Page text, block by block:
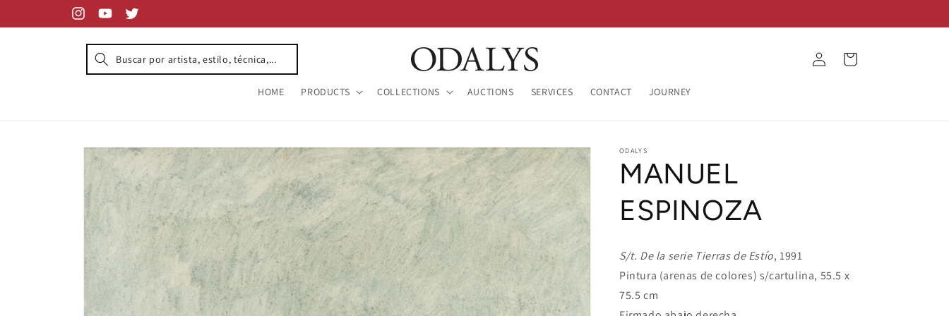
InstagramYouTubeTwitter
HOME PRODUCTS COLLECTIONS AUCTIONS SERVICES CONTACT JOURNEY
Log
in
Cart
Skip to
product
information
ODALYS
MANUEL
ESPINOZA
S/t. De la serie Tierras de Estío, 1991
Pintura (arenas de colores) s/cartulina, 55.5 x
75.5 cm